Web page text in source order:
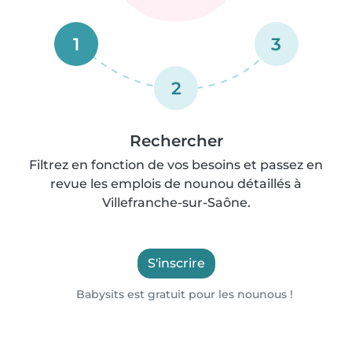
1
2
3
Rechercher
Filtrez en fonction de vos besoins et passez en
revue les emplois de nounou détaillés à
Villefranche-sur-Saône.
S'inscrire
Babysits est gratuit pour les nounous !